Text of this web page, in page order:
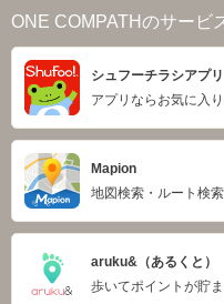
ONE COMPATHのサービ
シュフーチラシアプリ
アプリならお気に入
Mapion
地図検索・ルート検索
aruku&（あるくと）
歩いてポイントが貯